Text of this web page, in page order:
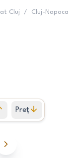
Cluj / Cluj-Napoca
Preț
descrescător